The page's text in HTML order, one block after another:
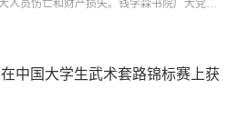
人员伤亡和财产损失。钱学森书院广大党员
党支部书记召集支部委员讨论捐款的可行
两个学生党支部内完成捐款的募集工作。7
169...
中国大学生武术套路锦标赛上获